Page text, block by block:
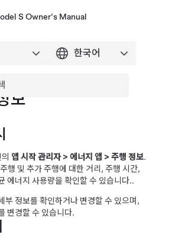
S Owner's Manual
보
앱 시작 관리자> 에너지 앱 > 주행 정보.
행 및 추가 주행에 대한 거리, 주행 시간,
에너지 사용량을 확인할 수 있습니다..
부 정보를 확인하거나 변경할 수 있으며,
변경할 수 있습니다.